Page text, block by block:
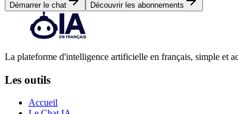
Démarrer le chat Découvrir les abonnements
La plateforme d'intelligence artificielle en français, simple et
Les outils
Accueil